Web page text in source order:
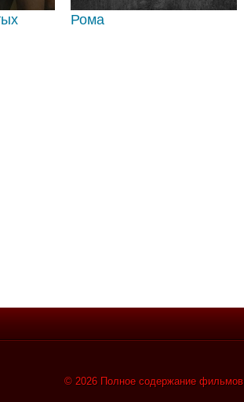
Рома
© 2026 Полное содержание фильмов